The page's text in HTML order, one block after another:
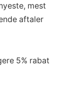
mest
aftaler
5% rabat